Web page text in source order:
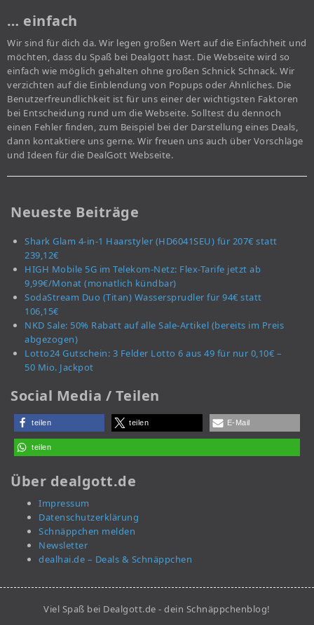
… einfach
Wir sind für dich da. Wir legen großen Wert auf die Einfachheit und
möchten, dass du Spaß bei Dealgott hast. Die Webseite wird so
einfach wie möglich gehalten ohne großen Schnick Schnack. Wir
verzichten auf die Einblendung von Popups oder Ähnliches. Die
Benutzerfreundlichkeit ist für uns einer der wichtigsten Faktoren
bei Entscheidung rund um die Webseite. Solltest du dennoch
einen Fehler finden, zum Beispiel bei der Darstellung eines Deals,
dann kontaktiere uns gerne. Wir freuen uns auch über Vorschläge
und Ideen für die DealGott Webseite.
Neueste Beiträge
Shark Glam 4-in-1 Haarstyler (HD6041SEU) für 207€ statt
239,12€
HIGH Mobile 5G im Telekom-Netz: Flex-Tarife jetzt ab
9,99€/Monat (monatlich kündbar)
SodaStream Duo (Titan) Wassersprudler für 94€ statt
106,15€
NKD Sale: 50% Rabatt auf alle Sale-Artikel (bereits im Preis
abgezogen)
Lotto24 Gutschein: 3 Felder Lotto 6 aus 49 für nur 0,10€ –
50 Mio. Jackpot
Social Media / Teilen
teilen teilen E-Mail
teilen
Über dealgott.de
Impressum
Datenschutzerklärung
Schnäppchen melden
Newsletter
dealhai.de – Deals & Schnäppchen
Viel Spaß bei Dealgott.de - dein Schnäppchenblog!